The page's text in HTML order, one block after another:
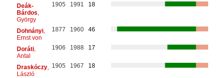
Deák-
Bárdos
György
1905 1991 18
Dohnányi,
Ernst von
1877 1960 46
Doráti,
Antal
1906 1988 17
Draskóczy,
László
1905 1967 18